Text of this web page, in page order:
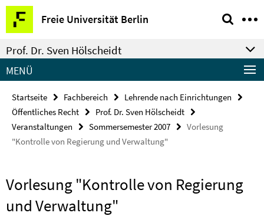
Springe
direkt
zu
Inhalt
Freie Universität Berlin
Service-
Navigation
Prof. Dr. Sven Hölscheidt
MENÜ
Startseite Fachbereich
Lehrende nach Einrichtungen
Öffentliches Recht
Prof. Dr. Sven Hölscheidt
Veranstaltungen
Sommersemester 2007
Vorlesung
"Kontrolle von Regierung und Verwaltung"
Vorlesung "Kontrolle von Regierung
und Verwaltung"